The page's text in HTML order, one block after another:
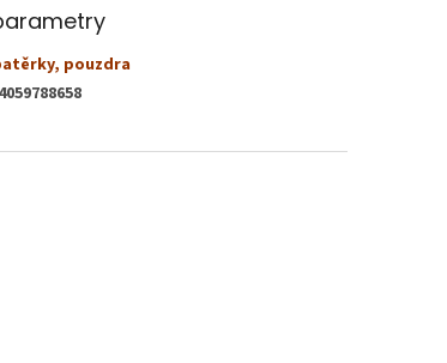
pouzdra